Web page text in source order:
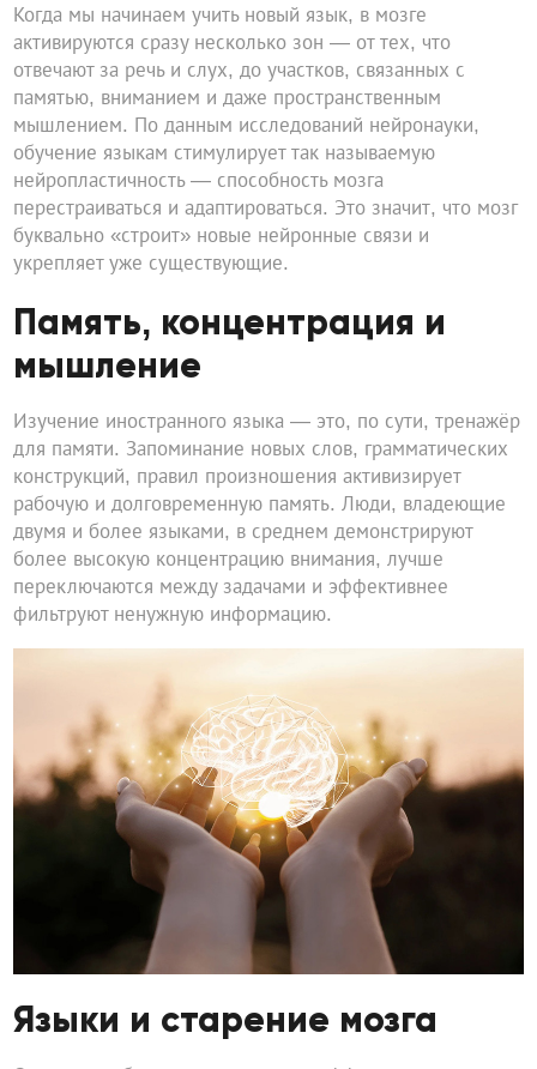
Когда мы начинаем учить новый язык, в мозге
активируются сразу несколько зон — от тех, что
отвечают за речь и слух, до участков, связанных с
памятью, вниманием и даже пространственным
мышлением. По данным исследований нейронауки,
обучение языкам стимулирует так называемую
нейропластичность — способность мозга
перестраиваться и адаптироваться. Это значит, что мозг
буквально «строит» новые нейронные связи и
укрепляет уже существующие.
Память, концентрация и
мышление
Изучение иностранного языка — это, по сути, тренажёр
для памяти. Запоминание новых слов, грамматических
конструкций, правил произношения активизирует
рабочую и долговременную память. Люди, владеющие
двумя и более языками, в среднем демонстрируют
более высокую концентрацию внимания, лучше
переключаются между задачами и эффективнее
фильтруют ненужную информацию.
Языки и старение мозга